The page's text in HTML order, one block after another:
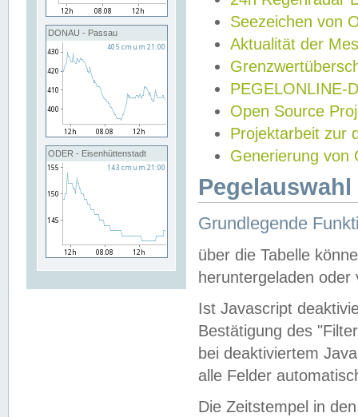
DONAU - Passau
ODER - Eisenhüttenstadt
Seezeichen von
Aktualität der
PEGELONLINE-
Open Source
Projektarbeit zur
Generierung von
Grundlegende
über die Tabelle
heruntergeladen oder
Ist Javascript
Bestätigung des
bei deaktiviertem
alle Felder
Die Zeitstempel in